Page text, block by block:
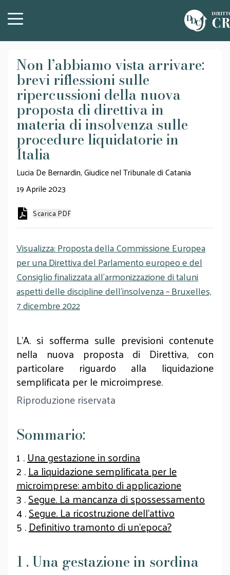
Non l’abbiamo vista arrivare:
brevi riflessioni sulle
ripercussioni della nuova
proposta di direttiva in
materia di insolvenza sulle
procedure liquidatorie in
Italia
Lucia De Bernardin, Giudice nel Tribunale di Catania
19 Aprile 2023
Scarica PDF
Visualizza: Proposta della Commissione Europea
per una Direttiva del Parlamento europeo e del
Consiglio finalizzata all’armonizzazione di taluni
aspetti delle discipline dell’insolvenza – Bruxelles,
7 dicembre 2022
L’A. si sofferma sulle previsioni contenute
nella nuova proposta di Direttiva, con
particolare riguardo alla liquidazione
semplificata per le microimprese.
Riproduzione riservata
Sommario:
1 .Una gestazione in sordina
2 .La liquidazione semplificata per le
microimprese: ambito di applicazione
3 .Segue. La mancanza di spossessamento
4 .Segue. La ricostruzione dell’attivo
5 .Definitivo tramonto di un’epoca?
1 . Una gestazione in sordina